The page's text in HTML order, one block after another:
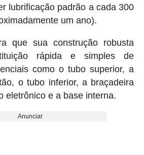
lubrificação padrão a cada 300
um ano).
que sua construção robusta
rápida e simples de
como o tubo superior, a
o tubo inferior, a braçadeira
eletrônico e a base interna.
Anunciar